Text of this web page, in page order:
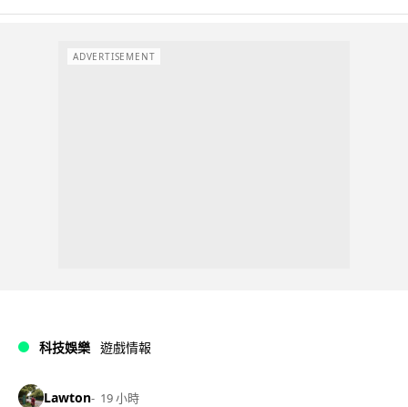
ADVERTISEMENT
科技娛樂 遊戲情報
Lawton 19 小時